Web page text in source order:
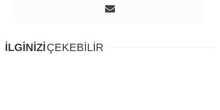
İLGİNİZİÇEKEBİLİR